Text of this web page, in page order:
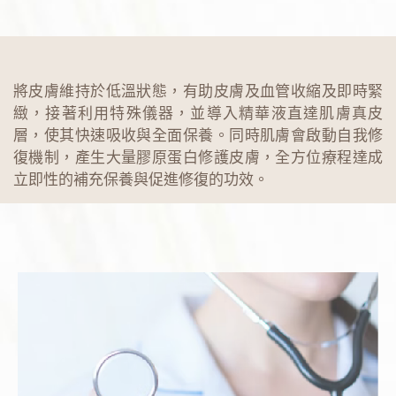
將皮膚維持於低溫狀態，有助皮膚及血管收縮及即時緊
緻，接著利用特殊儀器，並導入精華液直達肌膚真皮
層，使其快速吸收與全面保養。同時肌膚會啟動自我修
復機制，產生大量膠原蛋白修護皮膚，全方位療程達成
立即性的補充保養與促進修復的功效。